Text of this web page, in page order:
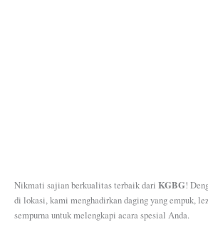
Nikmati sajian berkualitas terbaik dari KGBG!
di lokasi, kami menghadirkan daging yang empuk,
sempurna untuk melengkapi acara spesial Anda.